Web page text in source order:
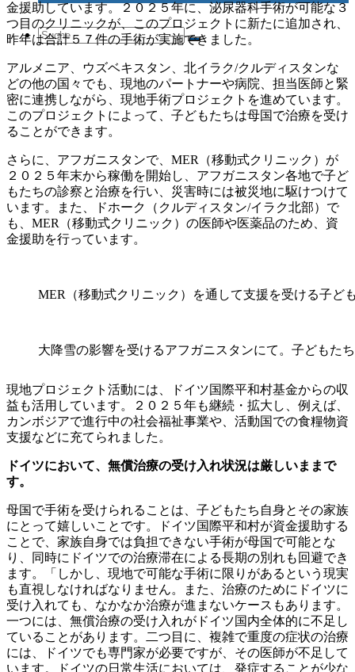
Suche
nach:
金援助しています。２０２５年に、泌尿器科手術が可能な３
つ目のクリニックが、このプロジェクトに新たに追加され、
昨年は合計５７件の手術が実施できました。
アルメニア、ウズベキスタン、北イラク/クルディスタンな
どの他の国々でも、現地のパートナーや病院、担当医師と緊
密に連携しながら、現地手術プロジェクトを進めています。
このプロジェクトによって、子どもたちは母国で治療を受け
ることができます。
さらに、アフガニスタンで、MER（移動式クリニック）が
２０２５年末から稼働を開始し、アフガニスタン各地で子ど
もたちの診察と治療を行い、災害時には被災地に駆けつけて
います。また、ドホーク（クルディスタン/イラク北部）で
も、MER（移動式クリニック）の医師や医薬品のため、資
金援助を行っています。
MER（移動式クリニック）を通して支援を受ける子ど
大降雪の影響を受けるアフガニスタンにて。子どもた
現地プロジェクト活動には、ドイツ国際平和村基金からの収
益も活用しています。２０２５年も継続・拡大し、例えば、
カンボジアで進行中の社会福祉事業や、活動国での食糧物資
支援などに充てられました。
ドイツにおいて、無償治療の受け入れ状況は厳しいままで
す。
母国で手術を受けられることは、子どもたち自身とその家族
にとって嬉しいことです。ドイツ国際平和村が資金援助する
ことで、家族自身では負担できない手術が母国で可能とな
り、同時にドイツでの治療滞在による長期の別れも回避でき
ます。「しかし、現地で可能な手術に限りがあるという現実
も直視しなければなりません。また、治療のためにドイツに
受け入れても、なかなか治療が進まないケースもあります。
一つには、無償治療の受け入れがドイツ国内全体的に不足し
ていることがあります。二つ目に、複雑で重度の症状の治療
には、ドイツでも専門家が必要ですが、その医師が不足して
います。ドイツの日常生活においては、発症することが少な